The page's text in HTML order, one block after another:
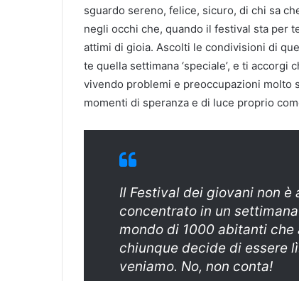
sguardo sereno, felice, sicuro, di chi sa
negli occhi che, quando il festival sta per
attimi di gioia. Ascolti le condivisioni di
te quella settimana ‘speciale’, e ti
vivendo problemi e preoccupazioni molto
momenti di speranza e di luce proprio
Il Festival dei giovani non
concentrato in un
mondo di 1000 abitanti
chiunque decide di essere
veniamo. No, non conta!